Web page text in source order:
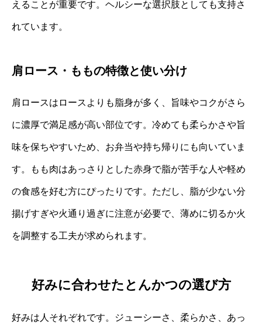
えることが重要です。ヘルシーな選択肢としても支持さ
れています。
肩ロース・ももの特徴と使い分け
肩ロースはロースよりも脂身が多く、旨味やコクがさら
に濃厚で満足感が高い部位です。冷めても柔らかさや旨
味を保ちやすいため、お弁当や持ち帰りにも向いていま
す。もも肉はあっさりとした赤身で脂が苦手な人や軽め
の食感を好む方にぴったりです。ただし、脂が少ない分
揚げすぎや火通り過ぎに注意が必要で、薄めに切るか火
を調整する工夫が求められます。
好みに合わせたとんかつの選び方
好みは人それぞれです。ジューシーさ、柔らかさ、あっ